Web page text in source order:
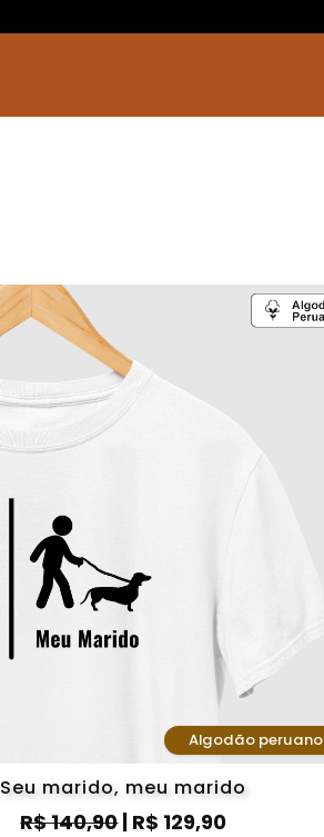
Algodão peruano
Seu marido, meu marido
R$ 140,90| R$ 129,90